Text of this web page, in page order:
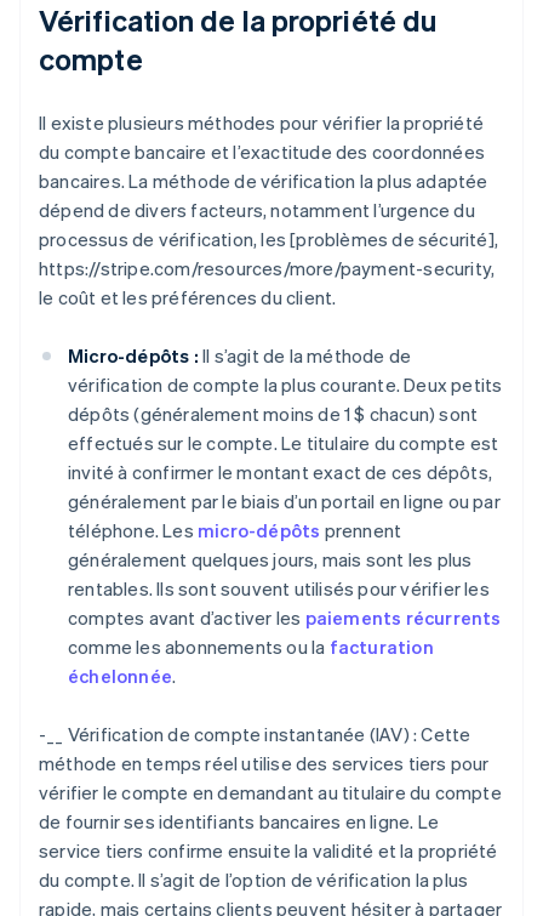
Vérification de la propriété du
compte
Il existe plusieurs méthodes pour vérifier la propriété
du compte bancaire et l’exactitude des coordonnées
bancaires. La méthode de vérification la plus adaptée
dépend de divers facteurs, notamment l’urgence du
processus de vérification, les [problèmes de sécurité],
https://stripe.com/resources/more/payment-security,
le coût et les préférences du client.
Micro-dépôts : Il s’agit de la méthode de
vérification de compte la plus courante. Deux petits
dépôts (généralement moins de 1 $ chacun) sont
effectués sur le compte. Le titulaire du compte est
invité à confirmer le montant exact de ces dépôts,
généralement par le biais d’un portail en ligne ou par
téléphone. Les micro-dépôts prennent
généralement quelques jours, mais sont les plus
rentables. Ils sont souvent utilisés pour vérifier les
comptes avant d’activer les paiements récurrents
comme les abonnements ou la facturation
échelonnée.
-__ Vérification de compte instantanée (IAV) : Cette
méthode en temps réel utilise des services tiers pour
vérifier le compte en demandant au titulaire du compte
de fournir ses identifiants bancaires en ligne. Le
service tiers confirme ensuite la validité et la propriété
du compte. Il s’agit de l’option de vérification la plus
rapide, mais certains clients peuvent hésiter à partager